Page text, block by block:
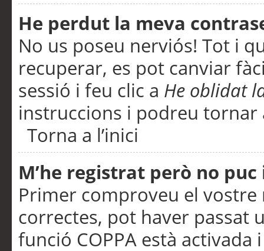
He perdut la meva
No us poseu nerviós! Tot i
recuperar, es pot canviar
sessió i feu clic a He oblidat
instruccions i podreu tornar
Torna a l’inici
M’he registrat però no
Primer comproveu el vostre
correctes, pot haver passat
funció COPPA està